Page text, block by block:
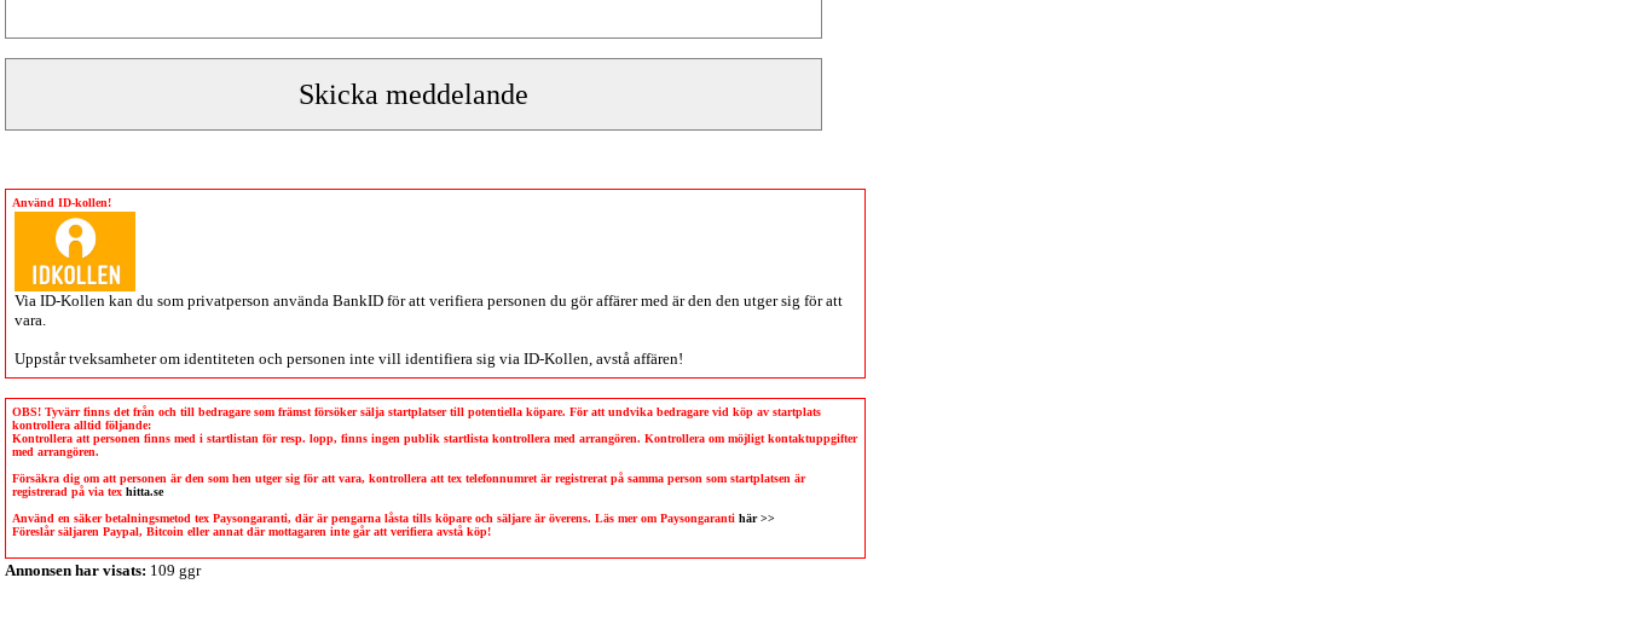
Använd ID-kollen!
Via ID-Kollen kan du som privatperson använda BankID för att verifiera personen du gör affärer med är den den utger sig för att
vara.
Uppstår tveksamheter om identiteten och personen inte vill identifiera sig via ID-Kollen , avstå affären!
OBS! Tyvärr finns det från och till bedragare som främst försöker sälja startplatser till potentiella köpare. För att undvika bedragare vid köp av startplats
kontrollera alltid följande:
Kontrollera att personen finns med i startlistan för resp. lopp, finns ingen publik startlista kontrollera med arrangören. Kontrollera om möjligt kontaktuppgifter
med arrangören.
Försäkra dig om att personen är den som hen utger sig för att vara, kontrollera att tex telefonnumret är registrerat på samma person som startplatsen är
registrerad på via tex hitta.se
Använd en säker betalningsmetod tex Paysongaranti, där är pengarna låsta tills köpare och säljare är överens. Läs mer om Paysongaranti här >>
Föreslår säljaren Paypal, Bitcoin eller annat där mottagaren inte går att verifiera avstå köp!
Annonsen har visats: 109 ggr